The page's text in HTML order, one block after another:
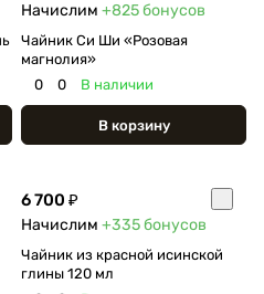
Начислим +825бонусов
Чайник Си Ши «Розовая
магнолия»
0
0 В наличии
В корзину
6 700 ₽
Начислим +335бонусов
Чайник из красной исинской
глины 120 мл